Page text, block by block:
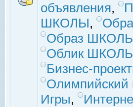
объявления,
ШКОЛЫ,
Образ ШКОЛЫ
Облик ШКОЛЫ
Бизнес-
Олимпийский
Игры,